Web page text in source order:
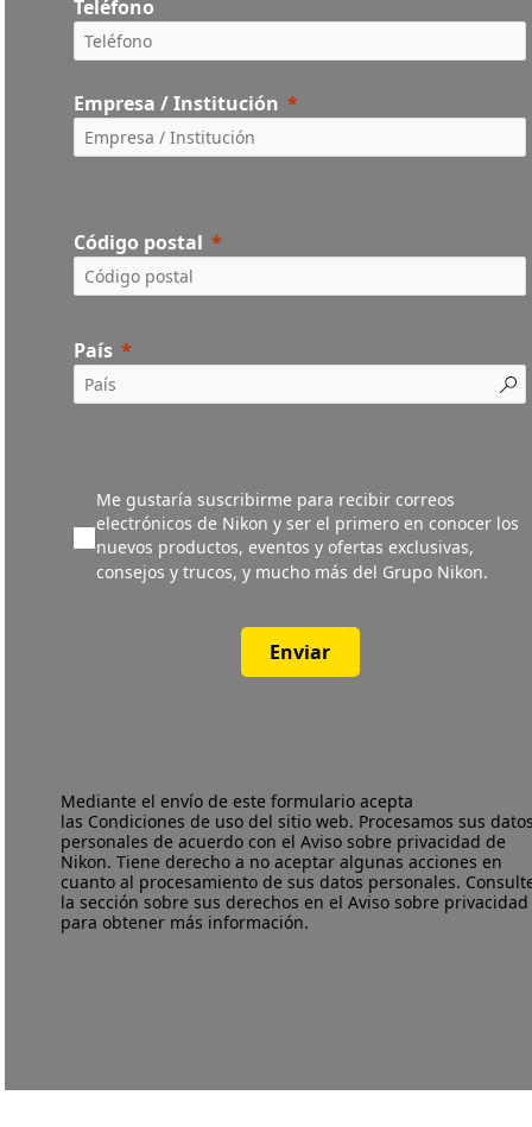
Teléfono
Empresa / Institución
Código postal
País
Me gustaría suscribirme para recibir correos
electrónicos de Nikon y ser el primero en conocer los
nuevos productos, eventos y ofertas exclusivas,
consejos y trucos, y mucho más del Grupo Nikon.
Enviar
Mediante el envío de este formulario acepta
las Condiciones de uso del sitio web. Procesamos sus
personales de acuerdo con elAviso sobre privacidad de
Nikon. Tiene derecho a no aceptar algunas acciones en
cuanto al procesamiento de sus datos personales.
la sección sobre sus derechos en el Aviso sobre privacidad
para obtener más información.